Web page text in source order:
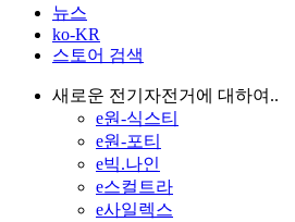
뉴스
ko-KR
스토어 검색
새로운 전기자전거에 대하여..
e원-식스티
e원-포티
e빅.나인
e스컬트라
e사일렉스